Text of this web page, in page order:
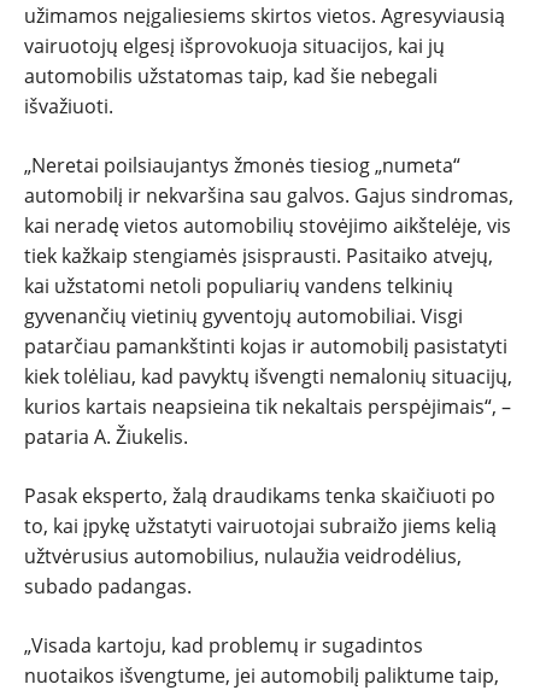
užimamos neįgaliesiems skirtos vietos. Agresyviausią
vairuotojų elgesį išprovokuoja situacijos, kai jų
automobilis užstatomas taip, kad šie nebegali
išvažiuoti.
„Neretai poilsiaujantys žmonės tiesiog „numeta“
automobilį ir nekvaršina sau galvos. Gajus sindromas,
kai neradę vietos automobilių stovėjimo aikštelėje, vis
tiek kažkaip stengiamės įsisprausti. Pasitaiko atvejų,
kai užstatomi netoli populiarių vandens telkinių
gyvenančių vietinių gyventojų automobiliai. Visgi
patarčiau pamankštinti kojas ir automobilį pasistatyti
kiek tolėliau, kad pavyktų išvengti nemalonių situacijų,
kurios kartais neapsieina tik nekaltais perspėjimais“, –
pataria A. Žiukelis.
Pasak eksperto, žalą draudikams tenka skaičiuoti po
to, kai įpykę užstatyti vairuotojai subraižo jiems kelią
užtvėrusius automobilius, nulaužia veidrodėlius,
subado padangas.
„Visada kartoju, kad problemų ir sugadintos
nuotaikos išvengtume, jei automobilį paliktume taip,